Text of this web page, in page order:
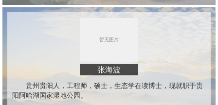
张海波
贵州贵阳人，工程师，硕士，生态学在读博士，现就职于贵
阳阿哈湖国家湿地公园。